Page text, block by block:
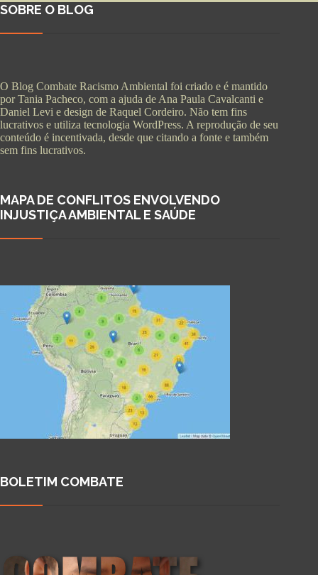
SOBRE O BLOG
O Blog Combate Racismo Ambiental foi criado e é mantido
por Tania Pacheco, com a ajuda de Ana Paula Cavalcanti e
Daniel Levi e design de Raquel Cordeiro. Não tem fins
lucrativos e utiliza tecnologia WordPress. A reprodução de seu
conteúdo é incentivada, desde que citando a fonte e também
sem fins lucrativos.
MAPA DE CONFLITOS ENVOLVENDO
INJUSTIÇA AMBIENTAL E SAÚDE
BOLETIM COMBATE